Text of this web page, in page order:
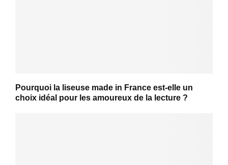
Pourquoi la liseuse made in France est-elle un
choix idéal pour les amoureux de la lecture ?